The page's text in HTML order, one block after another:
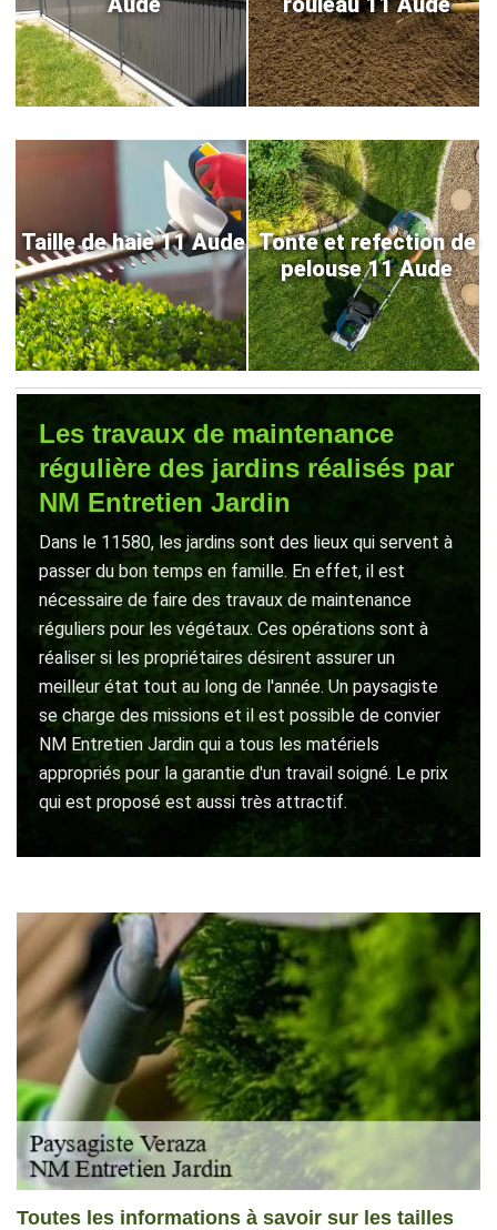
Taille de haie 11 Aude Tonte et refection de
pelouse 11 Aude
Les travaux de maintenance
régulière des jardins réalisés par
NM Entretien Jardin
Dans le 11580, les jardins sont des lieux qui servent à
passer du bon temps en famille. En effet, il est
nécessaire de faire des travaux de maintenance
réguliers pour les végétaux. Ces opérations sont à
réaliser si les propriétaires désirent assurer un
meilleur état tout au long de l'année. Un paysagiste
se charge des missions et il est possible de convier
NM Entretien Jardin qui a tous les matériels
appropriés pour la garantie d'un travail soigné. Le prix
qui est proposé est aussi très attractif.
Toutes les informations à savoir sur les tailles